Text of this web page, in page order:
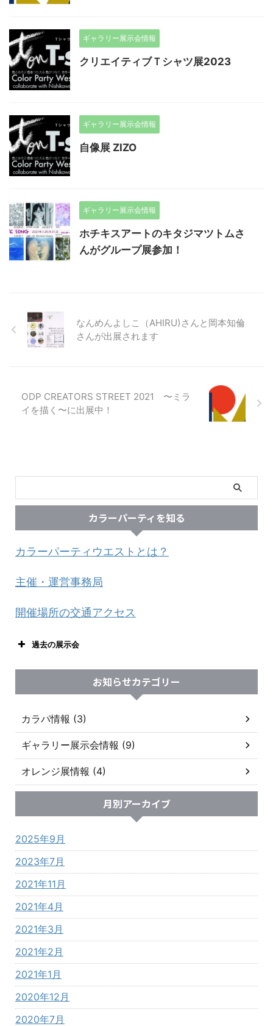
ギャラリー展示会情報
クリエイティブＴシャツ展2023
ギャラリー展示会情報
自像展 ZIZO
ギャラリー展示会情報
ホチキスアートのキタジマツトムさ
んがグループ展参加！
なんめんよしこ（AHIRU)さんと岡本知倫
さんが出展されます
ODP CREATORS STREET 2021 〜ミラ
イを描く〜に出展中！
カラーパーティを知る
カラーパーティウエストとは？
主催・運営事務局
開催場所の交通アクセス
過去の展示会
お知らせカテゴリー
カラパ情報 (3)
ギャラリー展示会情報 (9)
オレンジ展情報 (4)
月別アーカイブ
2025年9月
2023年7月
2021年11月
2021年4月
2021年3月
2021年2月
2021年1月
2020年12月
2020年7月